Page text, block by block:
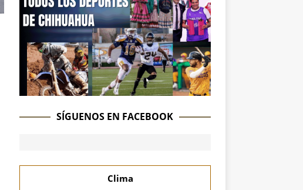
SÍGUENOS EN FACEBOOK
Clima